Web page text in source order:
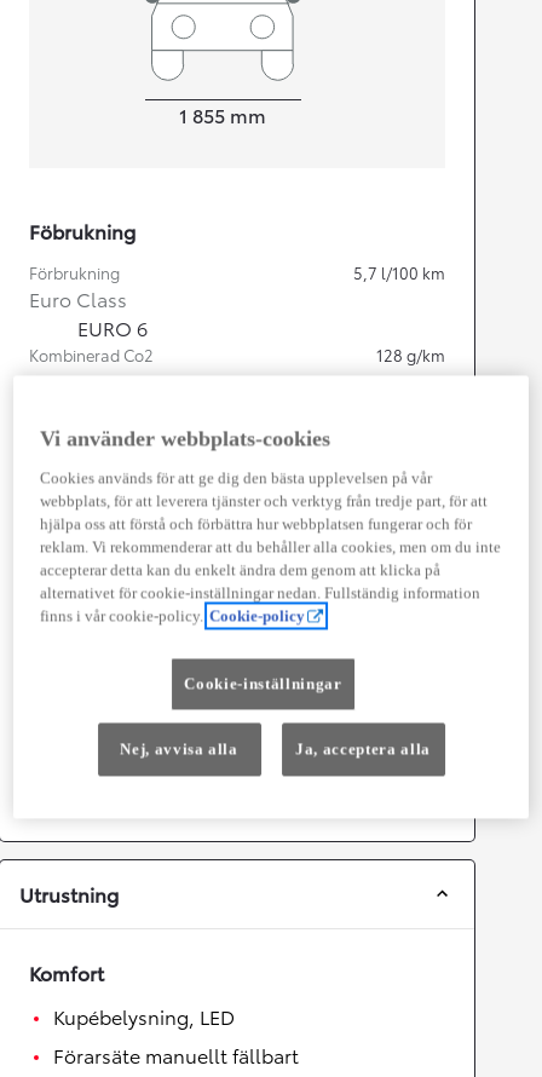
1 855 mm
Föbrukning
Förbrukning 5,7 l/100 km
Euro Class
EURO 6
Kombinerad Co2 128 g/km
Motor
Cylindrar
Kapacitet
2 487 cc
Effekt
163kw (222 hk)
Prestanda
Acceleration 0-100km/h
8,1
Växellåda
Fyrhjulsdrift
Utrustning
Komfort
Kupébelysning, LED
Förarsäte manuellt fällbart
Vi använder webbplats-cookies
Cookies används för att ge dig den bästa upplevelsen på vår
webbplats, för att leverera tjänster och verktyg från tredje part, för att
hjälpa oss att förstå och förbättra hur webbplatsen fungerar och för
reklam. Vi rekommenderar att du behåller alla cookies, men om du inte
accepterar detta kan du enkelt ändra dem genom att klicka på
alternativet för cookie-inställningar nedan. Fullständig information
finns i vår cookie-policy. Cookie-policy
Cookie-inställningar
Nej, avvisa alla Ja, acceptera alla